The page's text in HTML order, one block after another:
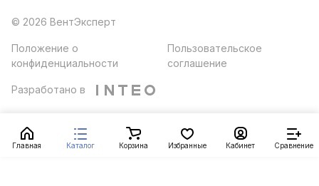
Главная Каталог Корзина Избранные Кабинет Сравнение
© 2026 ВентЭксперт
Положение о
конфиденциальности
Пользовательское
соглашение
Разработано в